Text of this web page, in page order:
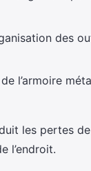
des
l’armoire
les pertes
l’endroit.